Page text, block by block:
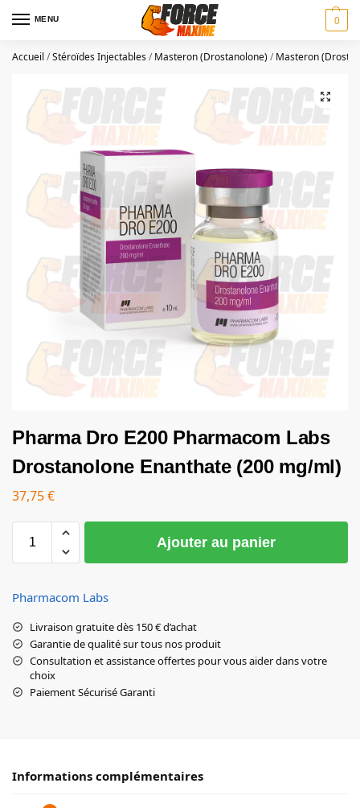
MENU 0
Accueil /Stéroïdes Injectables/Masteron (Drostanolone)/Masteron
Pharma Dro E200 Pharmacom Labs
Drostanolone Enanthate (200 mg/ml)
37,75€
Ajouter au panier
Pharmacom Labs
Livraison gratuite dès 150 € d’achat
Garantie de qualité sur tous nos produit
Consultation et assistance offertes pour vous aider dans votre
choix
Paiement Sécurisé Garanti
Informations complémentaires